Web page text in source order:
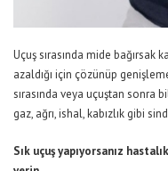
Uçuş sırasında mide bağırsak
azaldığı için çözünüp
sırasında veya uçuştan sonra
gaz, ağrı, ishal, kabızlık gibi
Sık uçuş yapıyorsanız